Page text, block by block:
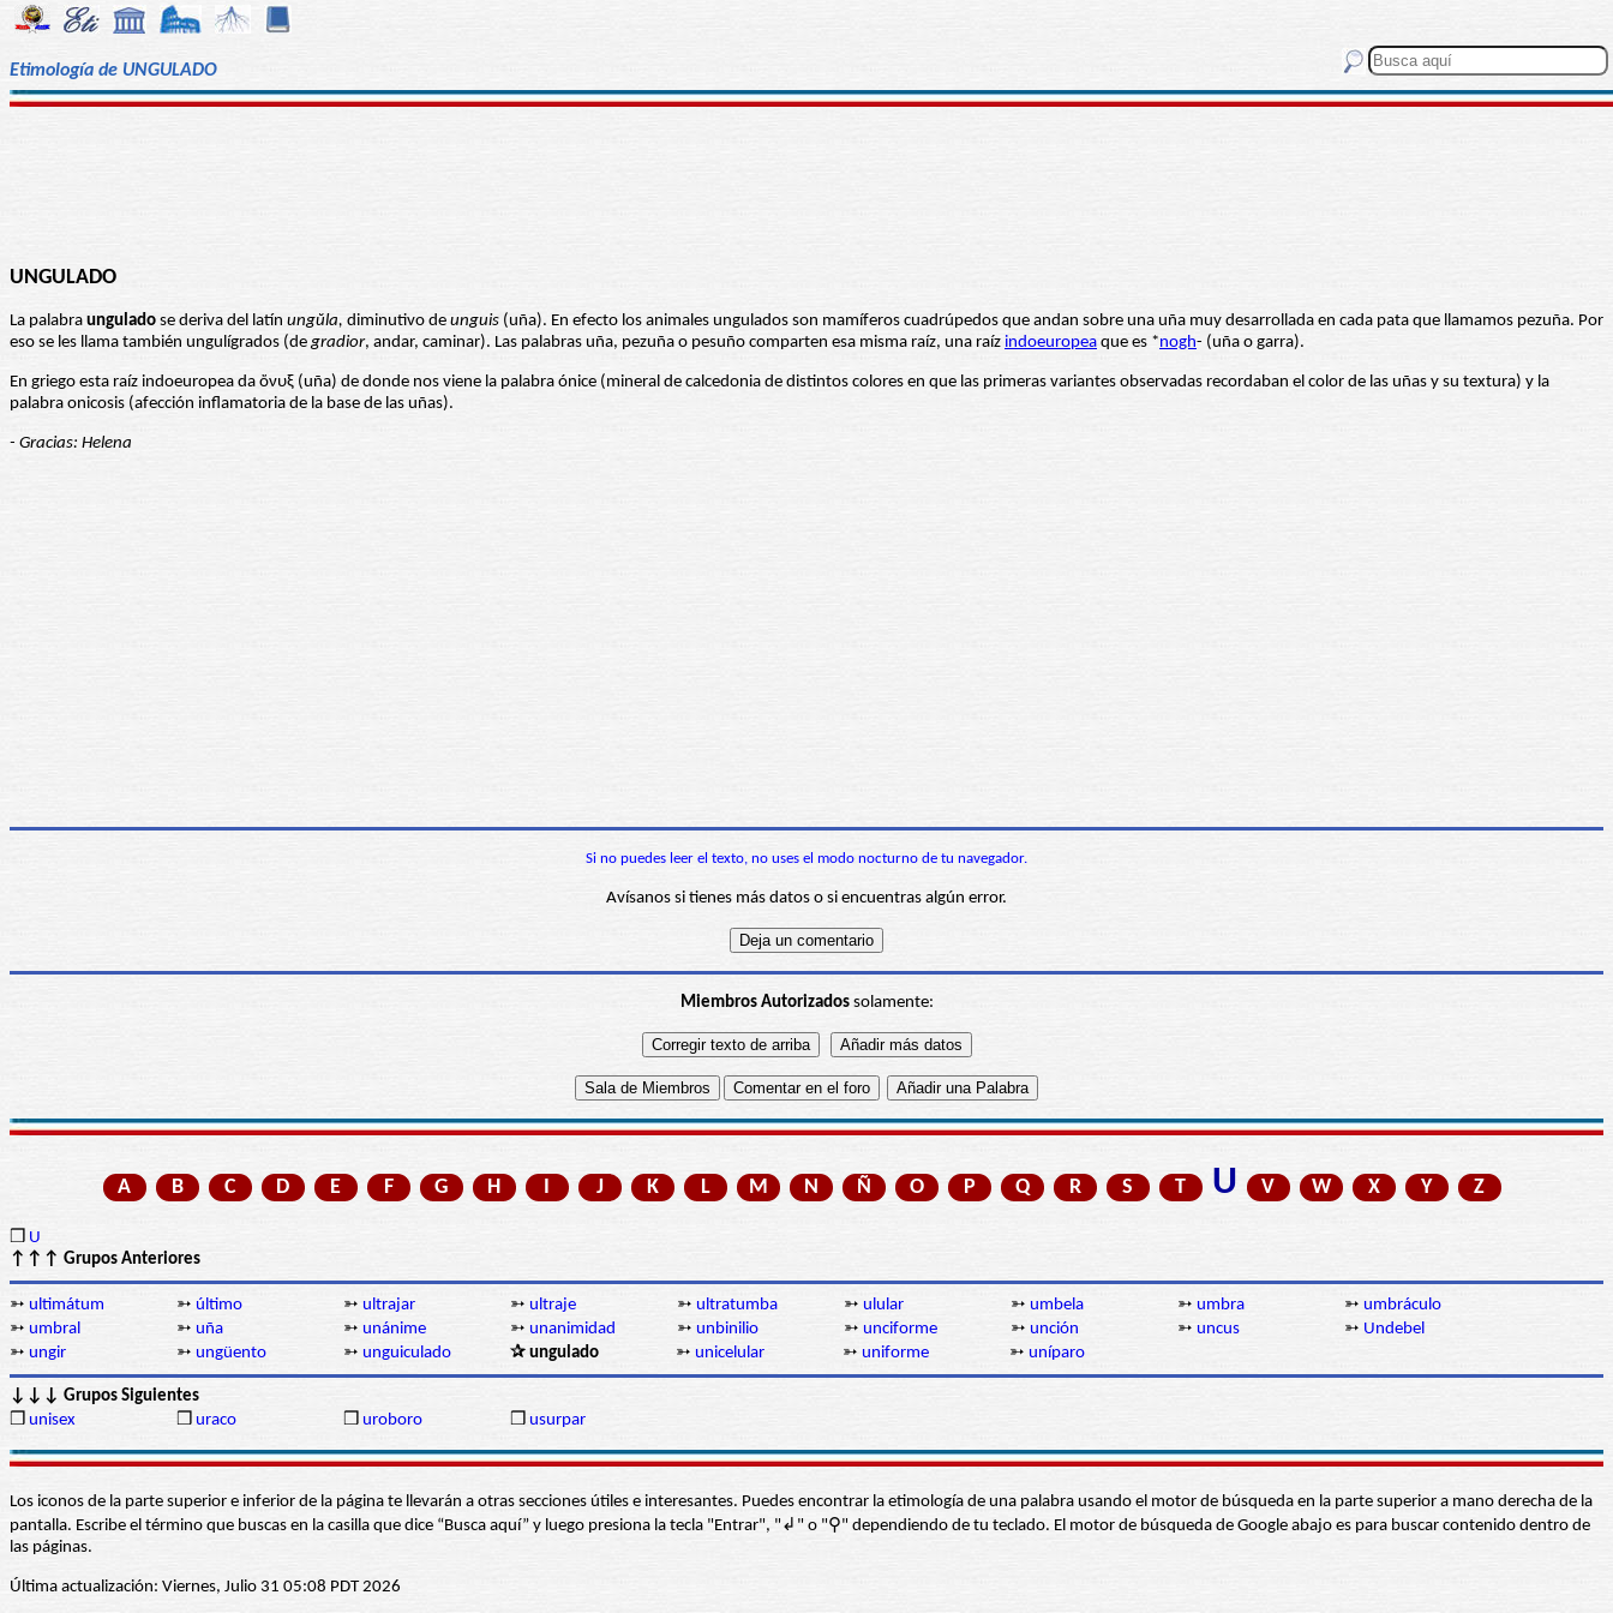
Etimología de UNGULADO
UNGULADO
La palabra ungulado se deriva del latín ungŭla, diminutivo de unguis (uña). En efecto los animales ungulados son mamíferos cuadrúpedos que andan sobre una uña muy desarrollada en cada pata que llamamos pezuña. Por
eso se les llama también ungulígrados (degradior, andar, caminar). Las palabras uña, pezuña o pesuño comparten esa misma raíz, una raíz indoeuropea que es *nogh- (uña o garra).
En griego esta raíz indoeuropea da ὄνυξ (uña) de donde nos viene la palabra ónice (mineral de calcedonia de distintos colores en que las primeras variantes observadas recordaban el color de las uñas y su textura) y la
palabra onicosis (afección inflamatoria de la base de las uñas).
- Gracias: Helena
Si no puedes leer el texto, no uses el modo nocturno de tu navegador.
Avísanos si tienes más datos o si encuentras algún error.
Miembros Autorizadossolamente:
A B C D E F G H I J K L M N Ñ O P Q R S T U V W X Y Z
❒ U
↑↑↑ Grupos Anteriores
➳ ultimátum ➳ último ➳ ultrajar ➳ ultraje ➳ ultratumba ➳ ulular ➳ umbela ➳ umbra ➳ umbráculo
➳ umbral ➳ uña ➳ unánime ➳ unanimidad ➳ unbinilio ➳ unciforme ➳ unción ➳ uncus ➳ Undebel
➳ ungir ➳ ungüento ➳ unguiculado ✰ ungulado ➳ unicelular ➳ uniforme ➳ uníparo
↓↓↓ Grupos Siguientes
❒ unisex ❒ uraco ❒ uroboro ❒ usurpar
Los iconos de la parte superior e inferior de la página te llevarán a otras secciones útiles e interesantes. Puedes encontrar la etimología de una palabra usando el motor de búsqueda en la parte superior a mano derecha de la
pantalla. Escribe el término que buscas en la casilla que dice “Busca aquí” y luego presiona la tecla "Entrar", "↲" o "⚲" dependiendo de tu teclado. El motor de búsqueda de Google abajo es para buscar contenido dentro de
las páginas.
Última actualización: Viernes, Julio 31 05:08 PDT 2026